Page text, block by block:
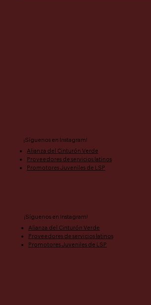
¡Síguenos en Instagram!
Alianza del Cinturón Verde
Proveedores de servicios latinos
Promotores Juveniles de LSP
¡Síguenos en Instagram!
Alianza del Cinturón Verde
Proveedores de servicios latinos
Promotores Juveniles de LSP